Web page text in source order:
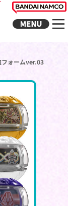
フォームver.03